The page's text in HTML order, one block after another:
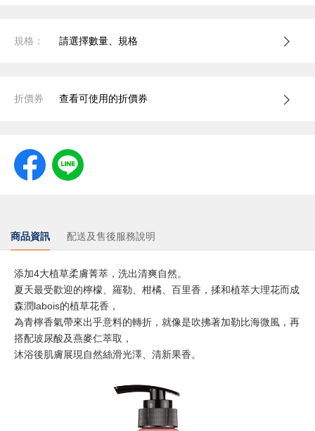
規格： 請選擇數量、規格
折價券 查看可使用的折價券
商品資訊 配送及售後服務說明
添加4大植草柔膚菁萃，洗出清爽自然。
夏天最受歡迎的檸檬、羅勒、柑橘、百里香，揉和植萃大理花而成
森潤labois的植草花香，
為青檸香氣帶來出乎意料的轉折，就像是吹拂著加勒比海微風，再
搭配玻尿酸及燕麥仁萃取，
沐浴後肌膚展現自然絲滑光澤、清新果香。